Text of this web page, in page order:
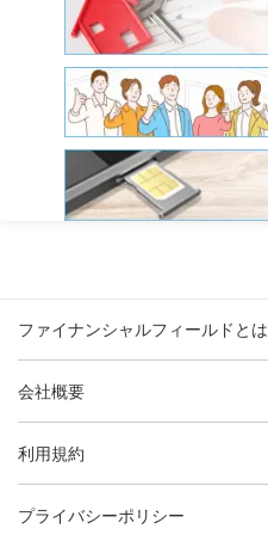
ファイナンシャルフィールドとは
会社概要
利用規約
プライバシーポリシー